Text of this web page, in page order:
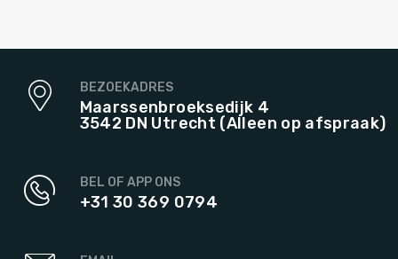
BEZOEKADRES
Maarssenbroeksedijk 4
3542 DN Utrecht (Alleen op afspraak)
BEL OF APP ONS
+31 30 369 0794